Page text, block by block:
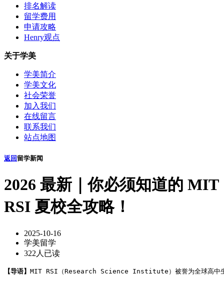
排名解读
留学费用
申请攻略
Henry观点
关于学美
学美简介
学美文化
社会荣誉
加入我们
在线留言
联系我们
站点地图
返回 留学新闻
2026 最新｜你必须知道的 MIT
RSI 夏校全攻略！
2025-10-16
学美留学
322人已读
【导语】 MIT RSI（Research Science Institute）被誉为全球高中生